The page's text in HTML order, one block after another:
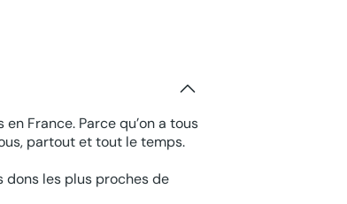
France. Parce qu’on a tous
partout et tout le temps.
dons les plus proches de